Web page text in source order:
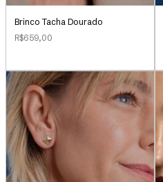
Brinco Tacha Dourado
R$659,00